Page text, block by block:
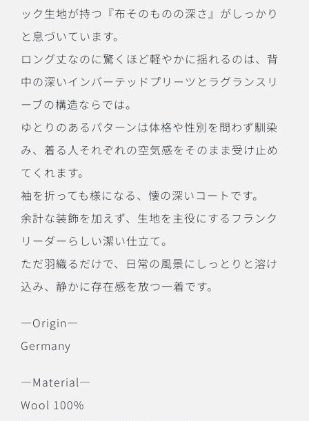
ック生地が持つ『布そのものの深さ』がしっかり
と息づいています。
ロング丈なのに驚くほど軽やかに揺れるのは、背
中の深いインバーテッドプリーツとラグランスリ
ーブの構造ならでは。
ゆとりのあるパターンは体格や性別を問わず馴染
み、着る人それぞれの空気感をそのまま受け止め
てくれます。
袖を折っても様になる、懐の深いコートです。
余計な装飾を加えず、生地を主役にするフランク
リーダーらしい潔い仕立て。
ただ羽織るだけで、日常の風景にしっとりと溶け
込み、静かに存在感を放つ一着です。
―Origin―
Germany
―Material―
Wool 100%